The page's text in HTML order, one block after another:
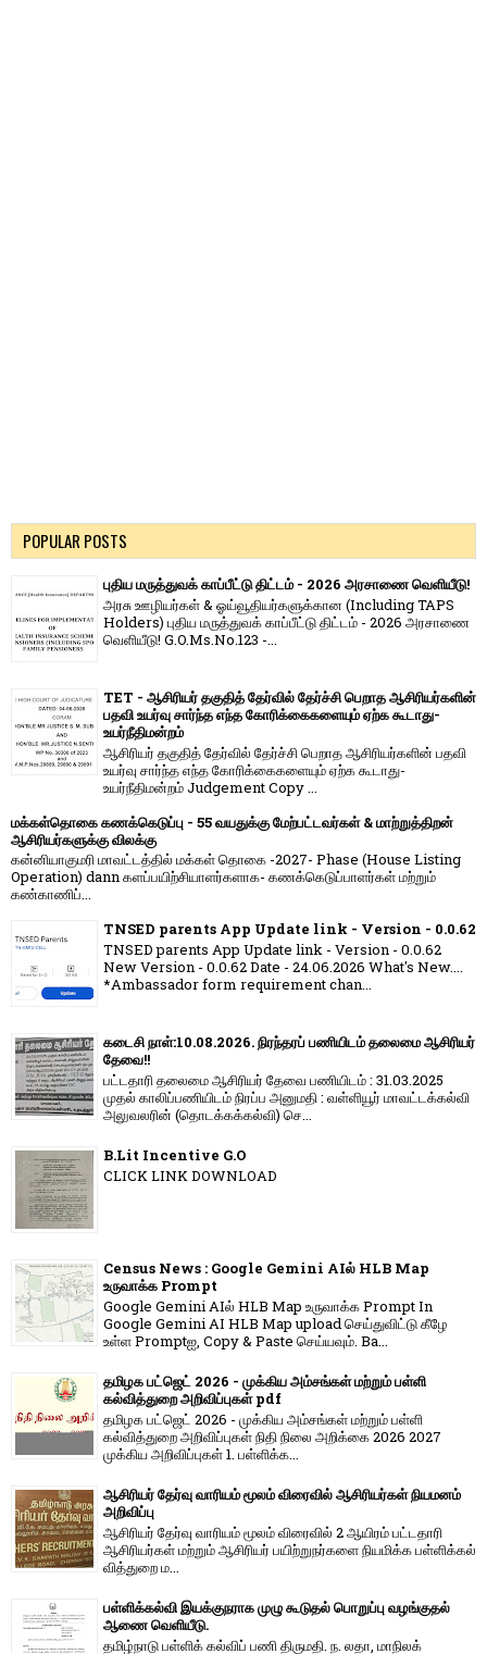
POPULAR POSTS
புதிய மருத்துவக் காப்பீட்டு திட்டம் - 2026 அரசாணை வெளியீடு!
அரசு ஊழியர்கள் & ஓய்வூதியர்களுக்கான (Including TAPS
Holders) புதிய மருத்துவக் காப்பீட்டு திட்டம் - 2026 அரசாணை
வெளியீடு! G.O.Ms.No.123 -...
TET - ஆசிரியர் தகுதித் தேர்வில் தேர்ச்சி பெறாத ஆசிரியர்களின்
பதவி உயர்வு சார்ந்த எந்த கோரிக்கைகளையும் ஏற்க கூடாது-
உயர்நீதிமன்றம்
ஆசிரியர் தகுதித் தேர்வில் தேர்ச்சி பெறாத ஆசிரியர்களின் பதவி
உயர்வு சார்ந்த எந்த கோரிக்கைகளையும் ஏற்க கூடாது-
உயர்நீதிமன்றம் Judgement Copy ...
மக்கள்தொகை கணக்கெடுப்பு - 55 வயதுக்கு மேற்பட்டவர்கள் & மாற்றுத்திறன்
ஆசிரியர்களுக்கு விலக்கு
கன்னியாகுமரி மாவட்டத்தில் மக்கள் தொகை -2027- Phase (House Listing
Operation) dann களப்பயிற்சியாளர்களாக- கணக்கெடுப்பாளர்கள் மற்றும்
கண்காணிப்...
TNSED parents App Update link - Version - 0.0.62
TNSED parents App Update link - Version - 0.0.62
New Version - 0.0.62 Date - 24.06.2026 What's New....
*Ambassador form requirement chan...
கடைசி நாள்:10.08.2026. நிரந்தரப் பணியிடம் தலைமை ஆசிரியர்
தேவை!!
பட்டதாரி தலைமை ஆசிரியர் தேவை பணியிடம் : 31.03.2025
முதல் காலிப்பணியிடம் நிரப்ப அனுமதி : வள்ளியூர் மாவட்டக்கல்வி
அலுவலரின் (தொடக்கக்கல்வி) செ...
B.Lit Incentive G.O
CLICK LINK DOWNLOAD
Census News : Google Gemini AIல் HLB Map
உருவாக்க Prompt
Google Gemini AIல் HLB Map உருவாக்க Prompt In
Google Gemini AI HLB Map upload செய்துவிட்டு கீழே
உள்ள Promptஐ, Copy & Paste செய்யவும். Ba...
தமிழக பட்ஜெட் 2026 - முக்கிய அம்சங்கள் மற்றும் பள்ளி
கல்வித்துறை அறிவிப்புகள் pdf
தமிழக பட்ஜெட் 2026 - முக்கிய அம்சங்கள் மற்றும் பள்ளி
கல்வித்துறை அறிவிப்புகள் நிதி நிலை அறிக்கை 2026 2027
முக்கிய அறிவிப்புகள் 1. பள்ளிக்க...
ஆசிரியர் தேர்வு வாரியம் மூலம் விரைவில் ஆசிரியர்கள் நியமனம்
அறிவிப்பு
ஆசிரியர் தேர்வு வாரி​யம் மூலம் விரை​வில் 2 ஆயிரம் பட்​ட​தாரி
ஆசிரியர்​கள் மற்​றும் ஆசிரியர் பயிற்றுநர்​களை நியமிக்க பள்​ளிக்​கல்​
வித்​துறை ம...
பள்ளிக்கல்வி இயக்குநராக முழு கூடுதல் பொறுப்பு வழங்குதல்
ஆணை வெளியீடு.
தமிழ்நாடு பள்ளிக் கல்விப் பணி திருமதி. ந. லதா, மாநிலக்